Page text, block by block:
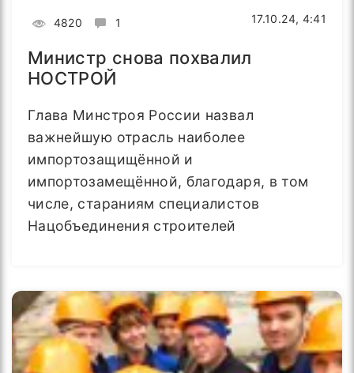
4820 1 17.10.24, 4:41
Министр снова похвалил
НОСТРОЙ
Глава Минстроя России назвал
важнейшую отрасль наиболее
импортозащищённой и
импортозамещённой, благодаря, в том
числе, стараниям специалистов
Нацобъединения строителей